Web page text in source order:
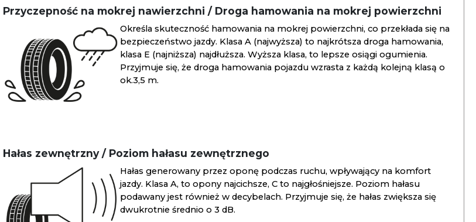
Przyczepność na mokrej nawierzchni / Droga hamowania na mokrej powierzchni
Określa skuteczność hamowania na mokrej powierzchni, co przekłada się na
bezpieczeństwo jazdy. Klasa A (najwyższa) to najkrótsza droga hamowania,
klasa E (najniższa) najdłuższa. Wyższa klasa, to lepsze osiągi ogumienia.
Przyjmuje się, że droga hamowania pojazdu wzrasta z każdą kolejną klasą o
ok.3,5 m.
Hałas zewnętrzny / Poziom hałasu zewnętrznego
Hałas generowany przez oponę podczas ruchu, wpływający na komfort
jazdy. Klasa A, to opony najcichsze, C to najgłośniejsze. Poziom hałasu
podawany jest również w decybelach. Przyjmuje się, że hałas zwiększa się
dwukrotnie średnio o 3 dB.